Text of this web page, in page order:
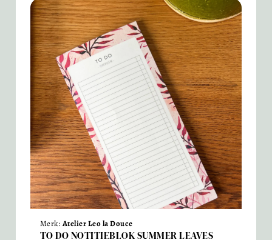
Merk: Atelier Leo la Douce
TO DO NOTITIEBLOK SUMMER LEAVES